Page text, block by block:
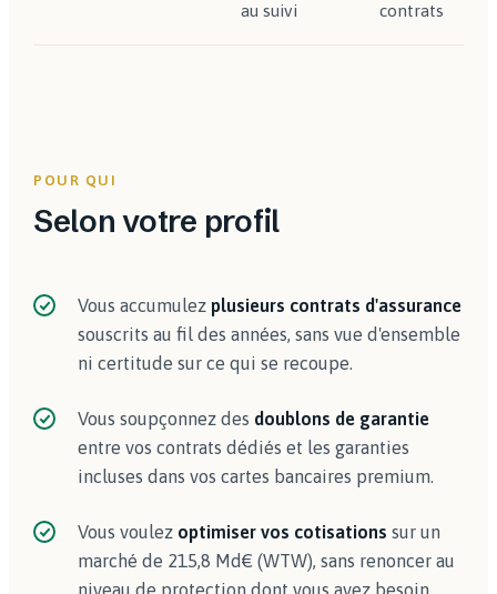
au suivi
contrats
POUR QUI
Selon votre profil
Vous accumulez plusieurs contrats d'assurance
souscrits au fil des années, sans vue d'ensemble
ni certitude sur ce qui se recoupe.
Vous soupçonnez des doublons de garantie
entre vos contrats dédiés et les garanties
incluses dans vos cartes bancaires premium.
Vous voulez optimiser vos cotisations sur un
marché de 215,8 Md€ (WTW), sans renoncer au
niveau de protection dont vous avez besoin.